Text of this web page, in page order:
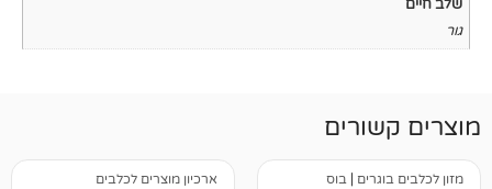
בוס ארכיון מוצרים לכלבים